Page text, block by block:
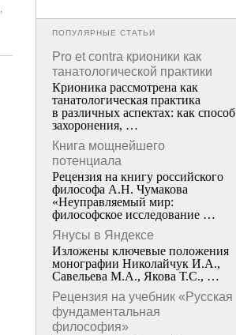
,
ПОПУЛЯРНЫЕ СТАТЬИ
Pro et contra крионики как
танатологической практики
Крионика рассмотрена как
танатологическая практика
в различных аспектах: как способ
захоронения, …
Книга мощнейшего
потенциала
Рецензия на книгу российского
философа А.Н. Чумакова
«Неуправляемый мир:
философское исследование …
Янусы в Яндексе
Изложены ключевые положения
монографии Николайчук И.А.,
Савельева М.А., Якова Т.С., …
Рецензия на учебник «Русская
фундаментальная
философия»